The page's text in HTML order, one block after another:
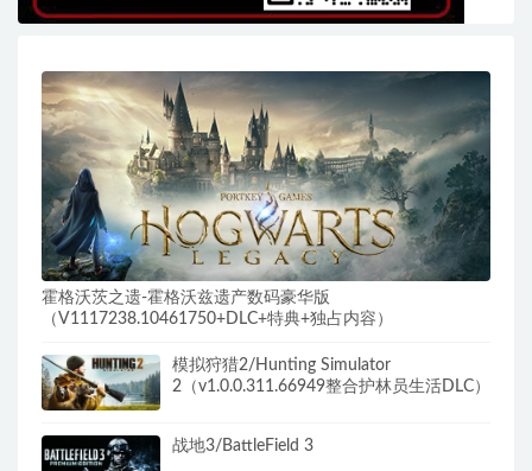
霍格沃茨之遗-霍格沃兹遗产数码豪华版
（V1117238.10461750+DLC+特典+独占内容）
模拟狩猎2/Hunting Simulator
2（v1.0.0.311.66949整合护林员生活DLC）
战地3/BattleField 3